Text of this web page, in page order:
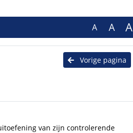
A A A
Vorige pagina
van zijn controlerende